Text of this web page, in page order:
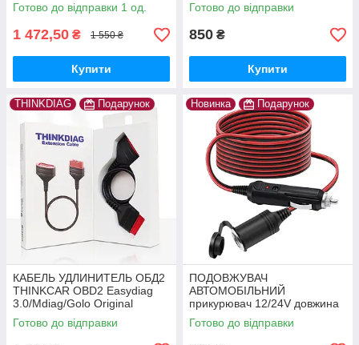
Готово до відправки 1 од.
1 472,50 ₴ 1 550 ₴
Купити
Готово до відправки
850 ₴
Купити
THINKDIAG Подарунок
КАБЕЛЬ УДЛИНИТЕЛЬ ОБД2
THINKCAR OBD2 Easydiag
3.0/Mdiag/Golo Original
THINKDIAG
Готово до відправки
Новинка Подарунок
ПОДОВЖУВАЧ
АВТОМОБІЛЬНИЙ
прикурювач 12/24V довжина
3 метра
Готово до відправки